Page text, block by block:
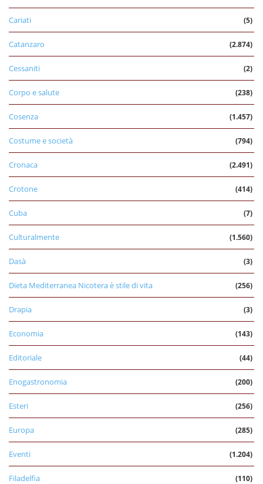
Cariati (5)
Catanzaro (2.874)
Cessaniti (2)
Corpo e salute (238)
Cosenza (1.457)
Costume e società (794)
Cronaca (2.491)
Crotone (414)
Cuba (7)
Culturalmente (1.560)
Dasà (3)
Dieta Mediterranea Nicotera è stile di vita (256)
Drapia (3)
Economia (143)
Editoriale (44)
Enogastronomia (200)
Esteri (256)
Europa (285)
Eventi (1.204)
Filadelfia (110)